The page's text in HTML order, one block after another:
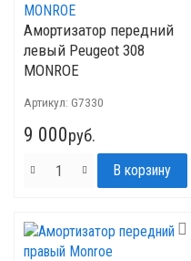
Амортизатор передний
левый Peugeot 308
MONROE
Артикул: G7330
9 000руб.